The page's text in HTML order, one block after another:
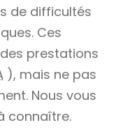
de difficultés
Ces
prestations
), mais ne pas
Nous vous
connaître.